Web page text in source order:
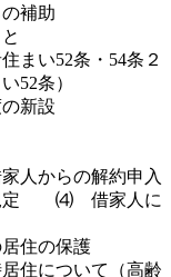
補助
まい52条・54条２
条）
新設
からの解約申入
定 ⑷ 借家人に
住の保護
住について（高齢